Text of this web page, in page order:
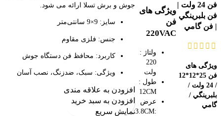
فن 24 ولت |
فن بلبرينگي
| فن گامي
ویژگی های
فن 25*12*12
/ 24 ولت /
بلبرينگي /
گامي
ویژگی های
فن
220VAC
ولتاژ :
220
ولت
طول :
12CM
عرض
:3.8CM
جوش و برش تسلا ارائه می شود.
سایز: 9×9 سانتی‌متر
جنس: فلزی مقاوم
کاربرد: محافظ فن دستگاه جوش
ویژگی: سبک، ضدزنگ، نصب آسان
افزودن به علاقه مندی
افزودن به سبد خرید
نمایش سریع